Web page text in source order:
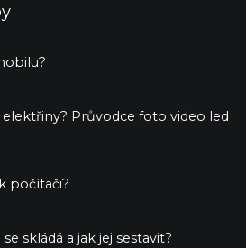
Průvodce foto video led
počítači?
skládá a jak jej sestavit?